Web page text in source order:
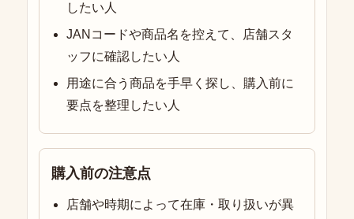
したい人
JANコードや商品名を控えて、店舗スタ
ッフに確認したい人
用途に合う商品を手早く探し、購入前に
要点を整理したい人
購入前の注意点
店舗や時期によって在庫・取り扱いが異